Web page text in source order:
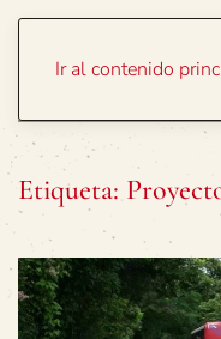
Ir al contenido
Etiqueta: